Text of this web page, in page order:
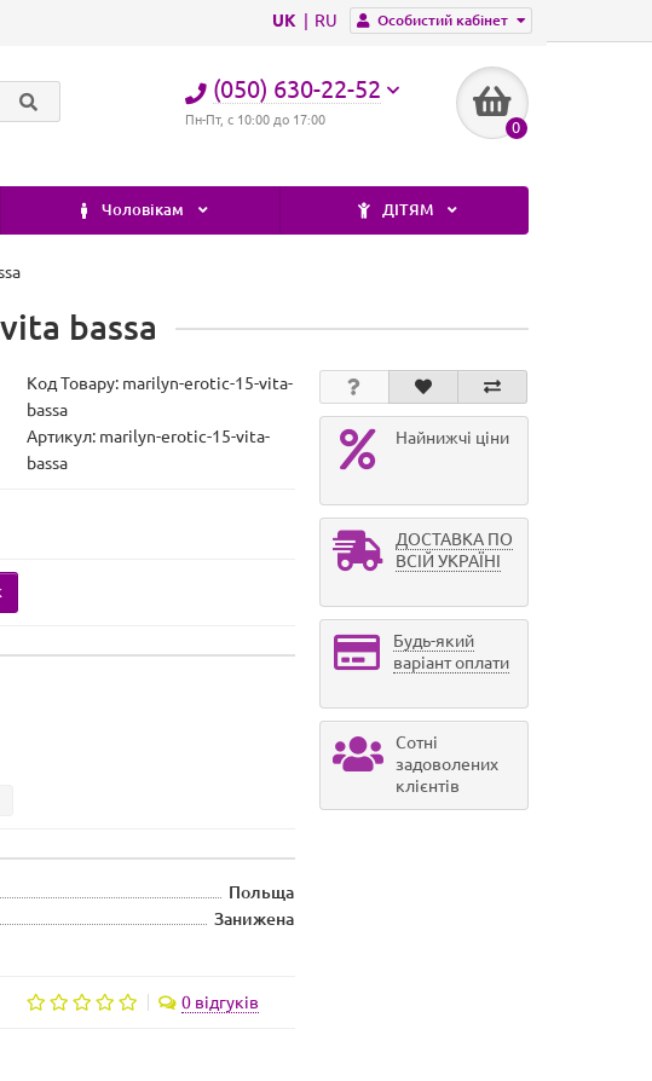
Особистий кабінет
UK RU
(050) 630-22-52
Пн-Пт, с 10:00 до 17:00 0
Чоловікам ДІТЯМ
bassa
Код Товару: marilyn-erotic-15-vita-
bassa
Артикул: marilyn-erotic-15-vita-
bassa
Польща
Занижена
0 відгуків
Найнижчі ціни
ДОСТАВКА ПО
ВСІЙ УКРАЇНІ
Будь-який
варіант оплати
Сотні
задоволених
клієнтів